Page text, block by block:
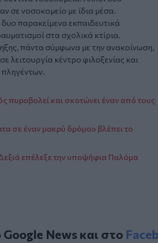
σε νοσοκομείο με ίδια μέσα.
παρακείμενα εκπαιδευτικά
στα σχολικά κτίρια.
πάντα σύμφωνα με την ανακοίνωση,
λειτουργία κέντρο φιλοξενίας και
πυροβολεί και σκοτώνει έναν από τους
σε έναν μακρύ δρόμο» βλέπει το
επέλεξε την υποψήφια Παλόμα
Google Newsκαι στο